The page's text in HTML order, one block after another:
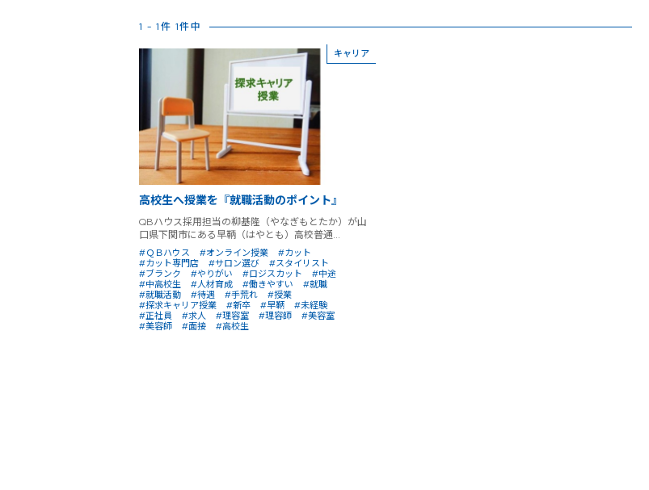
1 - 1件 1件中
キャリア
高校生へ授業を『就職活動のポイント』
QBハウス採用担当の柳基隆（やなぎもとたか）が山
口県下関市にある早鞆（はやとも）高校普通...
#ＱＢハウス #オンライン授業
#カット
#カット専門店
#サロン選び
#スタイリスト
#ブランク
#やりがい #ロジスカット
#中途
#中高校生
#人材育成 #働きやすい
#就職
#就職活動
#待遇 #手荒れ
#授業
#探求キャリア授業
#新卒 #早鞆
#未経験
#正社員
#求人 #理容室 #理容師
#美容室
#美容師
#面接 #高校生